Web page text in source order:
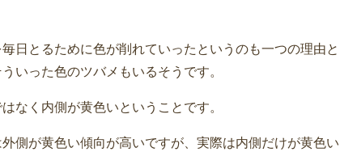
日とるために色が削れていったというのも一つの理由と
いった色のツバメもいるそうです。
なく内側が黄色いということです。
側が黄色い傾向が高いですが、実際は内側だけが黄色い